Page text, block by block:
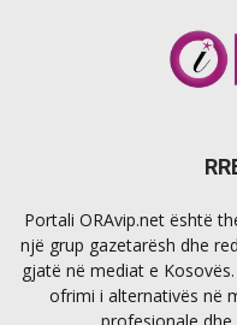
Portali ORAvip.net është
një grup gazetarësh dhe
gjatë në mediat e
ofrimi i alternativës në